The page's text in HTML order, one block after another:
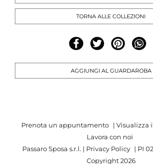
TORNA ALLE COLLEZIONI
AGGIUNGI AL GUARDAROBA
Prenota un appuntamento | Visualizza
Lavora con noi
Passaro Sposa s.r.l. | Privacy Policy | PI
Copyright2026